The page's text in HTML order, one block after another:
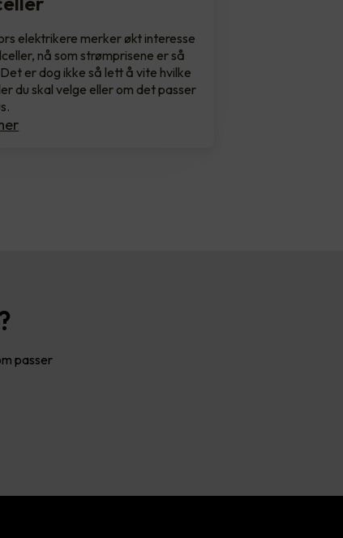
elektrikere merker økt interesse
nå som strømprisene er så
er dog ikke så lett å vite hvilke
du skal velge eller om det passer
passer